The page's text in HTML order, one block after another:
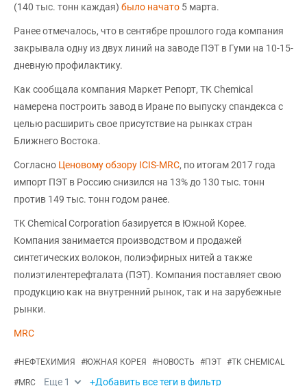
(140 тыс. тонн каждая) было начато 5 марта.
Ранее отмечалось, что в сентябре прошлого года компания
закрывала одну из двух линий на заводе ПЭТ в Гуми на 10-15-
дневную профилактику.
Как сообщала компания Маркет Репорт, TK Chemical
намерена построить завод в Иране по выпуску спандекса с
целью расширить свое присутствие на рынках стран
Ближнего Востока.
Согласно Ценовому обзору ICIS-MRC, по итогам 2017 года
импорт ПЭТ в Россию снизился на 13% до 130 тыс. тонн
против 149 тыс. тонн годом ранее.
TK Chemical Corporation базируется в Южной Корее.
Компания занимается производством и продажей
синтетических волокон, полиэфирных нитей а также
полиэтилентерефталата (ПЭТ). Компания поставляет свою
продукцию как на внутренний рынок, так и на зарубежные
рынки.
MRC
#НЕФТЕХИМИЯ #ЮЖНАЯ КОРЕЯ #НОВОСТЬ #ПЭТ #TK CHEMICAL
#MRC Еще 1 +Добавить все теги в фильтр